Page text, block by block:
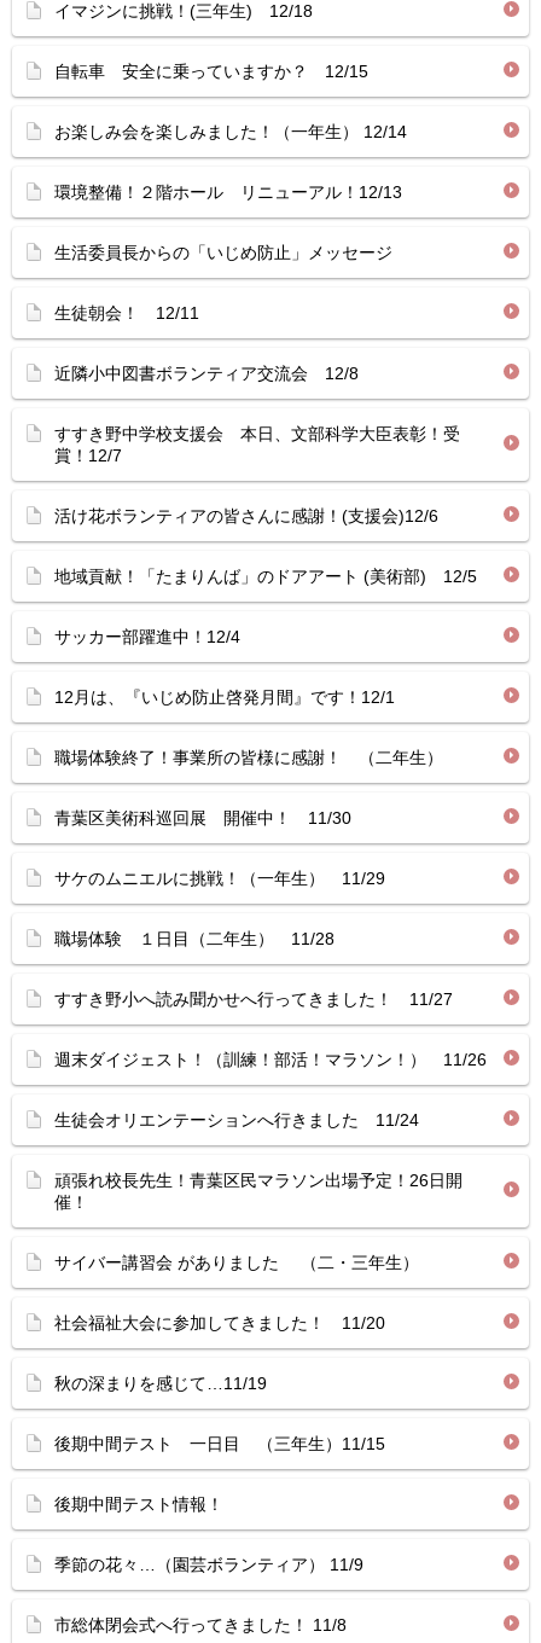
イマジンに挑戦！(三年生) 12/18
自転車 安全に乗っていますか？ 12/15
お楽しみ会を楽しみました！（一年生） 12/14
環境整備！２階ホール リニューアル！12/13
生活委員長からの「いじめ防止」メッセージ
生徒朝会！ 12/11
近隣小中図書ボランティア交流会 12/8
すすき野中学校支援会 本日、文部科学大臣表彰！受
賞！12/7
活け花ボランティアの皆さんに感謝！(支援会)12/6
地域貢献！「たまりんば」のドアアート (美術部) 12/5
サッカー部躍進中！12/4
12月は、『いじめ防止啓発月間』です！12/1
職場体験終了！事業所の皆様に感謝！ （二年生）
青葉区美術科巡回展 開催中！ 11/30
サケのムニエルに挑戦！（一年生） 11/29
職場体験 １日目（二年生） 11/28
すすき野小へ読み聞かせへ行ってきました！ 11/27
週末ダイジェスト！（訓練！部活！マラソン！） 11/26
生徒会オリエンテーションへ行きました 11/24
頑張れ校長先生！青葉区民マラソン出場予定！26日開
催！
サイバー講習会 がありました （二・三年生）
社会福祉大会に参加してきました！ 11/20
秋の深まりを感じて…11/19
後期中間テスト 一日目 （三年生）11/15
後期中間テスト情報！
季節の花々…（園芸ボランティア） 11/9
市総体閉会式へ行ってきました！ 11/8